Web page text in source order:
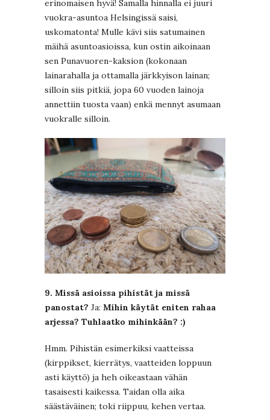
erinomaisen hyvä! Samalla hinnalla ei juuri
vuokra-asuntoa Helsingissä saisi,
uskomatonta! Mulle kävi siis satumainen
mäihä asuntoasioissa, kun ostin aikoinaan
sen Punavuoren-kaksion (kokonaan
lainarahalla ja ottamalla järkkyison lainan;
silloin siis pitkiä, jopa 60 vuoden lainoja
annettiin tuosta vaan) enkä mennyt asumaan
vuokralle silloin.
9. Missä asioissa pihistät ja missä
panostat? Ja: Mihin käytät eniten rahaa
arjessa? Tuhlaatko mihinkään? :)
Hmm. Pihistän esimerkiksi vaatteissa
(kirppikset, kierrätys, vaatteiden loppuun
asti käyttö) ja heh oikeastaan vähän
tasaisesti kaikessa. Taidan olla aika
säästäväinen; toki riippuu, kehen vertaa.